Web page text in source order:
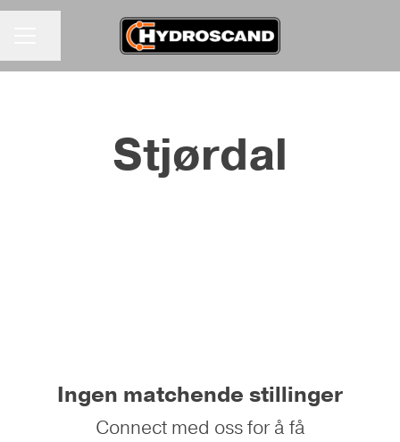
Stjørdal
Ingen matchende stillinger
Connect med ossfor å få